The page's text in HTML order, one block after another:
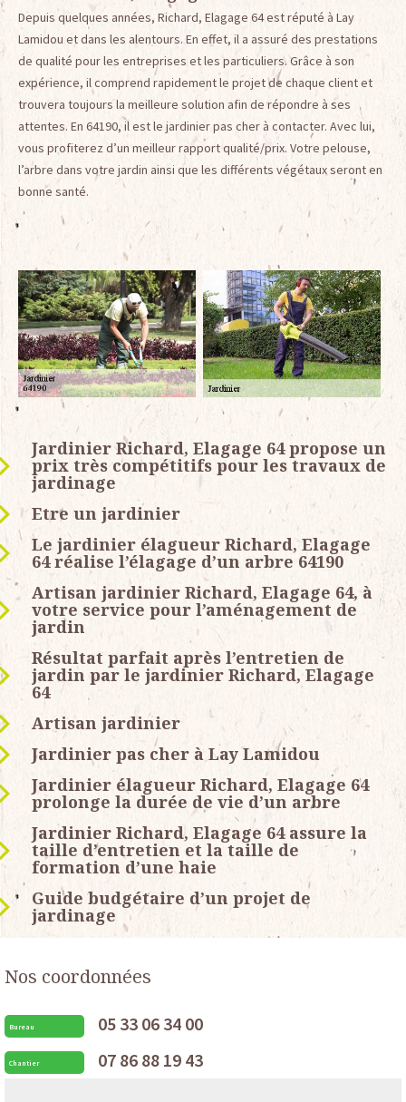
Depuis quelques années, Richard, Elagage 64 est réputé à Lay
Lamidou et dans les alentours. En effet, il a assuré des prestations
de qualité pour les entreprises et les particuliers. Grâce à son
expérience, il comprend rapidement le projet de chaque client et
trouvera toujours la meilleure solution afin de répondre à ses
attentes. En 64190, il est le jardinier pas cher à contacter. Avec lui,
vous profiterez d’un meilleur rapport qualité/prix. Votre pelouse,
l’arbre dans votre jardin ainsi que les différents végétaux seront en
bonne santé.
Jardinier Richard, Elagage 64 propose un
prix très compétitifs pour les travaux de
jardinage
Etre un jardinier
Le jardinier élagueur Richard, Elagage
64 réalise l’élagage d’un arbre 64190
Artisan jardinier Richard, Elagage 64, à
votre service pour l’aménagement de
jardin
Résultat parfait après l’entretien de
jardin par le jardinier Richard, Elagage
64
Artisan jardinier
Jardinier pas cher à Lay Lamidou
Jardinier élagueur Richard, Elagage 64
prolonge la durée de vie d’un arbre
Jardinier Richard, Elagage 64 assure la
taille d’entretien et la taille de
formation d’une haie
Guide budgétaire d’un projet de
jardinage
Nos coordonnées
Bureau 05 33 06 34 00
Chantier 07 86 88 19 43